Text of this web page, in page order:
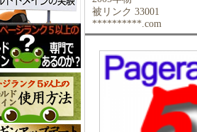
被リンク 33001
**********.com